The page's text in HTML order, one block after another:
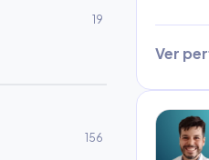
19
156
Ver